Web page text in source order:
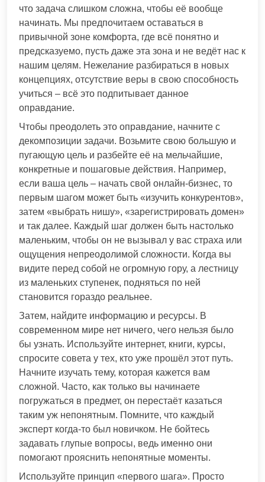
что задача слишком сложна, чтобы её вообще
начинать. Мы предпочитаем оставаться в
привычной зоне комфорта, где всё понятно и
предсказуемо, пусть даже эта зона и не ведёт нас к
нашим целям. Нежелание разбираться в новых
концепциях, отсутствие веры в свою способность
учиться – всё это подпитывает данное
оправдание.
Чтобы преодолеть это оправдание, начните с
декомпозиции задачи. Возьмите свою большую и
пугающую цель и разбейте её на мельчайшие,
конкретные и пошаговые действия. Например,
если ваша цель – начать свой онлайн-бизнес, то
первым шагом может быть «изучить конкурентов»,
затем «выбрать нишу», «зарегистрировать домен»
и так далее. Каждый шаг должен быть настолько
маленьким, чтобы он не вызывал у вас страха или
ощущения непреодолимой сложности. Когда вы
видите перед собой не огромную гору, а лестницу
из маленьких ступенек, подняться по ней
становится гораздо реальнее.
Затем, найдите информацию и ресурсы. В
современном мире нет ничего, чего нельзя было
бы узнать. Используйте интернет, книги, курсы,
спросите совета у тех, кто уже прошёл этот путь.
Начните изучать тему, которая кажется вам
сложной. Часто, как только вы начинаете
погружаться в предмет, он перестаёт казаться
таким уж непонятным. Помните, что каждый
эксперт когда-то был новичком. Не бойтесь
задавать глупые вопросы, ведь именно они
помогают прояснить непонятные моменты.
Используйте принцип «первого шага». Просто